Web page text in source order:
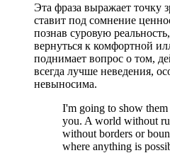
Эта фраза выражает точку
ставит под сомнение
познав суровую
вернуться к комфортной
поднимает вопрос о том,
всегда лучше неведения,
невыносима.
I'm going to show
you. A world without
without borders or
where anything is